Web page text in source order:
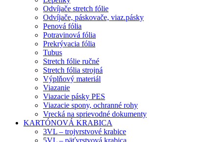
Odvíjače stretch fólie
Odvíjače, páskovače, viaz.pásky
Penová fólia
Potravinová fólia
Prekrývacia fólia
Tubus
Stretch fólie ručné
Stretch fólia strojná
Výplňový materiál
Viazanie
Viazacie pásky PES
Viazacie spony, ochranné rohy
Vrecká na sprievodné dokumenty
KARTÓNOVÁ KRABICA
3VL – trojvrstvové krabice
5VL – päťvrstvová krabica